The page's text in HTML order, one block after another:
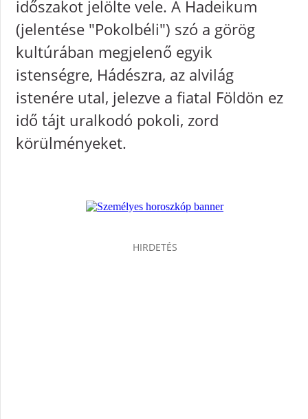
időszakot jelölte vele. A Hadeikum
(jelentése "Pokolbéli") szó a görög
kultúrában megjelenő egyik
istenségre, Hádészra, az alvilág
istenére utal, jelezve a fiatal Földön ez
idő tájt uralkodó pokoli, zord
körülményeket.